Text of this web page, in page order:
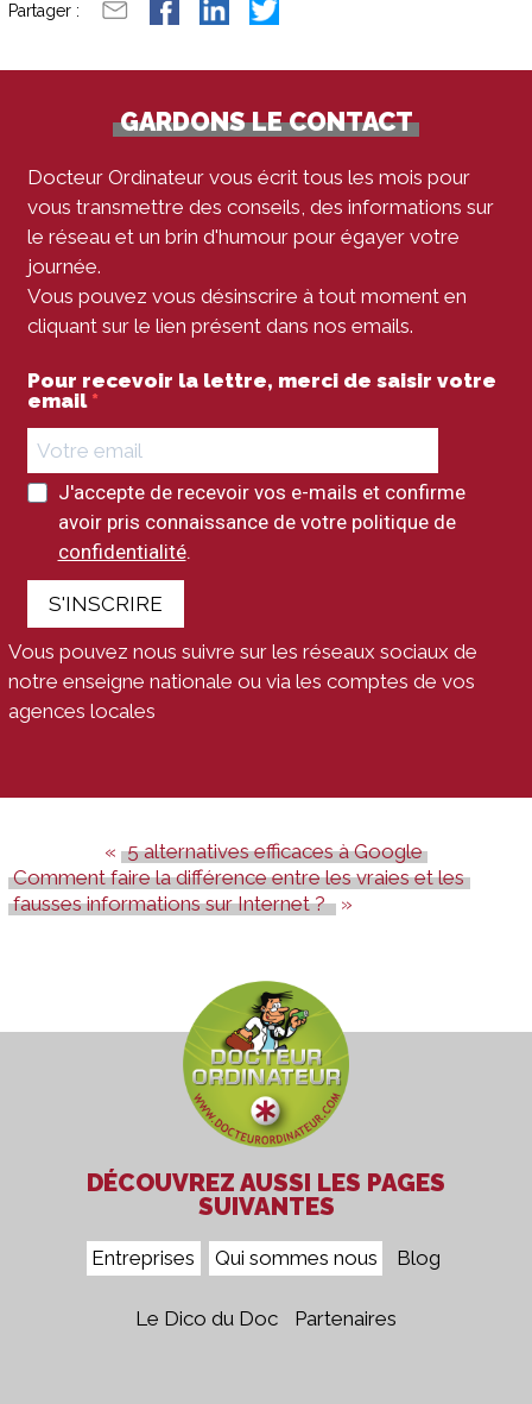
Partager :
GARDONS LE CONTACT
Docteur Ordinateur vous écrit tous les mois pour
vous transmettre des conseils, des informations sur
le réseau et un brin d'humour pour égayer votre
journée.
Vous pouvez vous désinscrire à tout moment en
cliquant sur le lien présent dans nos emails.
Pour recevoir la lettre, merci de saisir votre
email
J'accepte de recevoir vos e-mails et confirme
avoir pris connaissance de votre politique de
confidentialité.
S'INSCRIRE
Vous pouvez nous suivre sur les réseaux sociaux de
notre enseigne nationale ou via les comptes de vos
agences locales
5 alternatives efficaces à Google
Comment faire la différence entre les vraies et les
fausses informations sur Internet ?
DÉCOUVREZ AUSSI LES PAGES
SUIVANTES
Entreprises Qui sommes nous Blog
Le Dico du Doc Partenaires